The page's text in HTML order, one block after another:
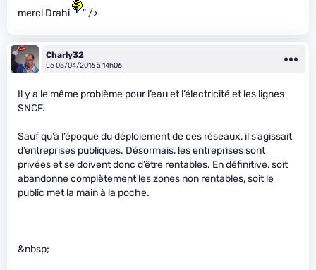
merci Drahi " />
Charly32
Le 05/04/2016 à 14h06
Il y a le même problème pour l’eau et l’électricité et les lignes
SNCF.
Sauf qu’à l’époque du déploiement de ces réseaux, il s’agissait
d’entreprises publiques. Désormais, les entreprises sont
privées et se doivent donc d’être rentables. En définitive, soit
abandonne complètement les zones non rentables, soit le
public met la main à la poche.
&nbsp;